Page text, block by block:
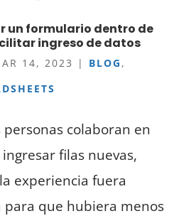
un formulario dentro de
ingreso de datos
14, 2023 | BLOG ,
personas colaboran en
filas nuevas,
experiencia fuera
para que hubiera menos